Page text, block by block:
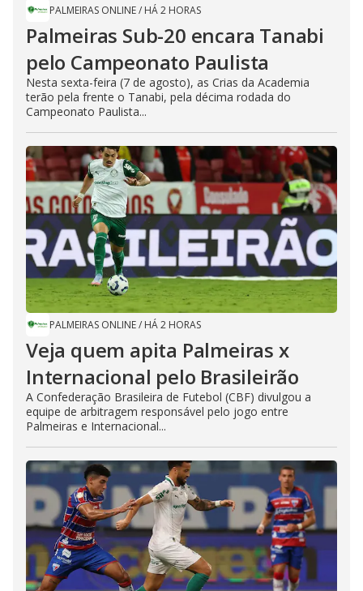
PALMEIRAS ONLINE/ HÁ 2 HORAS
Palmeiras Sub-20 encara Tanabi
pelo Campeonato Paulista
Nesta sexta-feira (7 de agosto), as Crias da Academia
terão pela frente o Tanabi, pela décima rodada do
Campeonato Paulista...
PALMEIRAS ONLINE/ HÁ 2 HORAS
Veja quem apita Palmeiras x
Internacional pelo Brasileirão
A Confederação Brasileira de Futebol (CBF) divulgou a
equipe de arbitragem responsável pelo jogo entre
Palmeiras e Internacional...